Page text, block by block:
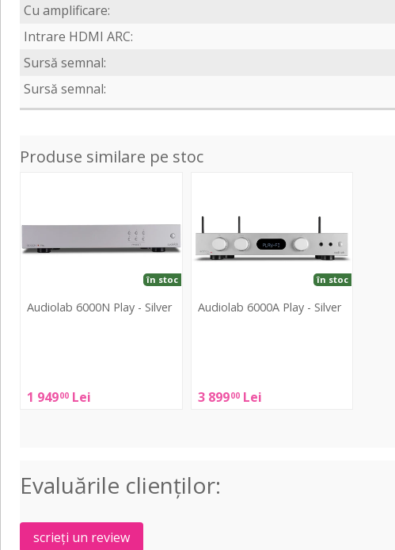
Cu amplificare:
Intrare HDMI ARC:
Sursă semnal:
Sursă semnal:
Produse similare pe stoc
Audiolab 6000N Play - Silver
1 94900 Lei
în stoc
Silver
Audiolab 6000A Play - Silver
3 89900 Lei
în stoc
Evaluările clienţilor:
scrieți un review